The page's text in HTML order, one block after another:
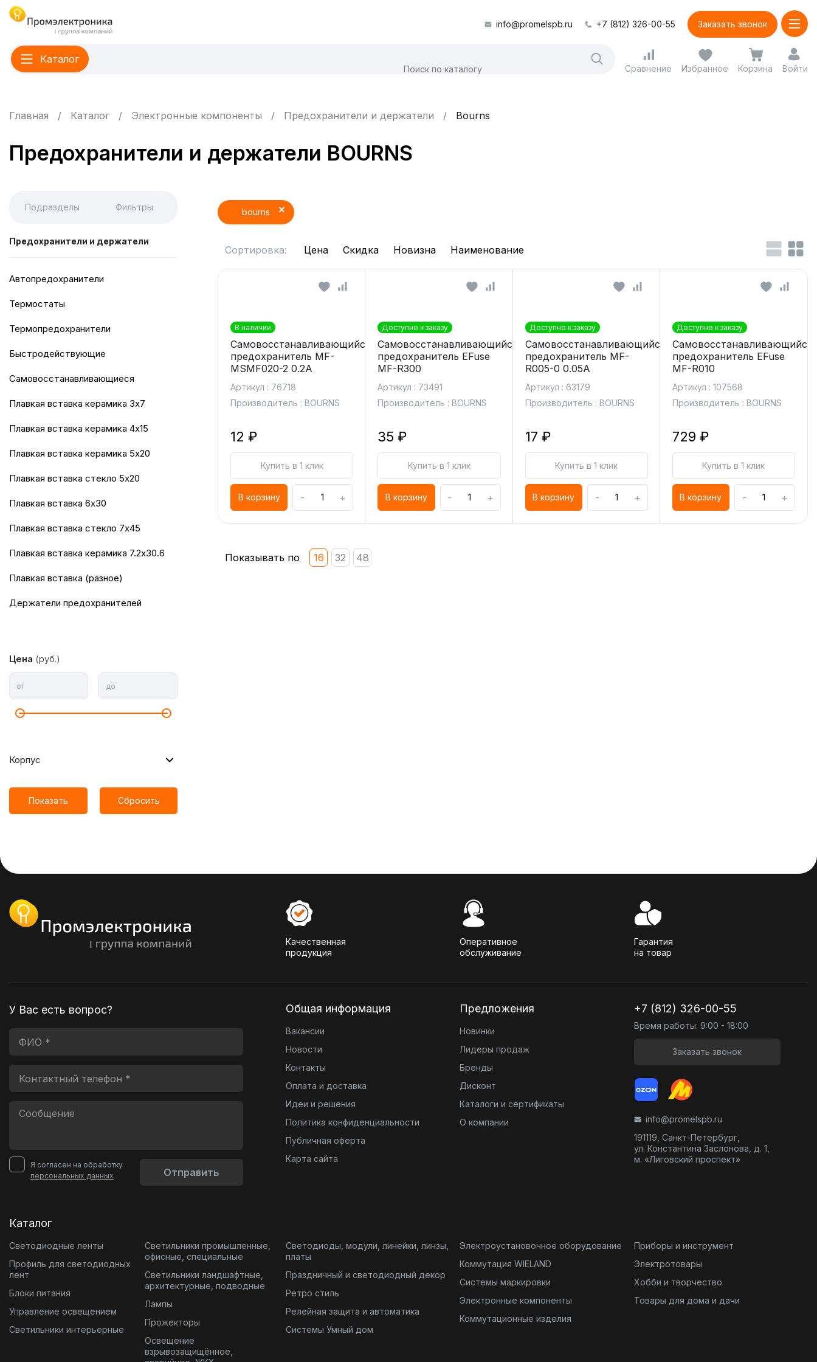
info@promelspb.ru +7 (812) 326-00-55 Заказать звонок
Каталог
Сравнение Избранное Корзина Войти
Главная Каталог Электронные компоненты Предохранители и держатели Bourns
Предохранители и держатели BOURNS
Подразделы Фильтры
Предохранители и держатели
Автопредохранители
Термостаты
Термопредохранители
Быстродействующие
Самовосстанавливающиеся
Плавкая вставка керамика 3х7
Плавкая вставка керамика 4х15
Плавкая вставка керамика 5х20
Плавкая вставка стекло 5х20
Плавкая вставка 6х30
Плавкая вставка стекло 7х45
Плавкая вставка керамика 7.2х30.6
Плавкая вставка (разное)
Держатели предохранителей
Цена (руб.)
от до
Корпус
Показать Сбросить
bourns
Сортировка: Цена Скидка Новизна Наименование
В наличии
Самовосстанавливающийся
предохранитель MF-
MSMF020-2 0.2A
Артикул : 76718
Производитель : BOURNS
12 ₽
Купить в 1 клик
В корзину - +
Доступно к заказу
Самовосстанавливающийся
предохранитель EFuse
MF-R300
Артикул : 73491
Производитель : BOURNS
35 ₽
Купить в 1 клик
В корзину - +
Доступно к заказу
Самовосстанавливающийся
предохранитель MF-
R005-0 0.05A
Артикул : 63179
Производитель : BOURNS
17 ₽
Купить в 1 клик
В корзину - +
Доступно к заказу
Самовосстанавливающийся
предохранитель EFuse
MF-R010
Артикул : 107568
Производитель : BOURNS
729 ₽
Купить в 1 клик
В корзину - +
Показывать по 16 32 48
Качественная
продукция
Оперативное
обслуживание
Гарантия
на товар
У Вас есть вопрос?
Я согласен на обработку
персональных данных
Отправить
Общая информация
Вакансии
Новости
Контакты
Оплата и доставка
Идеи и решения
Политика конфиденциальности
Публичная оферта
Карта сайта
Предложения
Новинки
Лидеры продаж
Бренды
Дисконт
Каталоги и сертификаты
О компании
+7 (812) 326-00-55
Время работы: 9:00 - 18:00
Заказать звонок
info@promelspb.ru
191119, Санкт-Петербург,
ул. Константина Заслонова, д. 1,
м. «Лиговский проспект»
Каталог
Светодиодные ленты
Профиль для светодиодных
лент
Блоки питания
Управление освещением
Светильники интерьерные
Светильники промышленные,
офисные, специальные
Светильники ландшафтные,
архитектурные, подводные
Лампы
Прожекторы
Освещение
взрывозащищённое,
Светодиоды, модули, линейки, линзы,
платы
Праздничный и светодиодный декор
Ретро стиль
Релейная защита и автоматика
Системы Умный дом
Электроустановочное оборудование
Коммутация WIELAND
Системы маркировки
Электронные компоненты
Коммутационные изделия
Приборы и инструмент
Электротовары
Хобби и творчество
Товары для дома и дачи